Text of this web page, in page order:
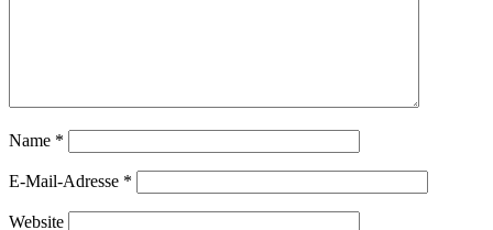
Name *
E-Mail-Adresse *
Website